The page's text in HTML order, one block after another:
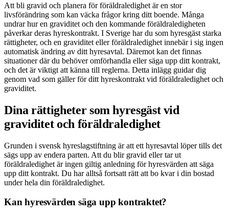
Att bli gravid och planera för föräldraledighet är en stor
livsförändring som kan väcka frågor kring ditt boende. Många
undrar hur en graviditet och den kommande föräldraledigheten
påverkar deras hyreskontrakt. I Sverige har du som hyresgäst starka
rättigheter, och en graviditet eller föräldraledighet innebär i sig ingen
automatisk ändring av ditt hyresavtal. Däremot kan det finnas
situationer där du behöver omförhandla eller säga upp ditt kontrakt,
och det är viktigt att känna till reglerna. Detta inlägg guidar dig
genom vad som gäller för ditt hyreskontrakt vid föräldraledighet och
graviditet.
Dina rättigheter som hyresgäst vid
graviditet och föräldraledighet
Grunden i svensk hyreslagstiftning är att ett hyresavtal löper tills det
sägs upp av endera parten. Att du blir gravid eller tar ut
föräldraledighet är ingen giltig anledning för hyresvärden att säga
upp ditt kontrakt. Du har alltså fortsatt rätt att bo kvar i din bostad
under hela din föräldraledighet.
Kan hyresvärden säga upp kontraktet?